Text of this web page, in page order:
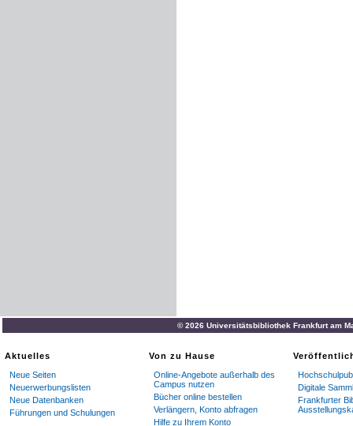
© 2026 Universitätsbibliothek Frankfurt am
Aktuelles
Neue Seiten
Neuerwerbungslisten
Neue Datenbanken
Führungen und Schulungen
Von zu Hause
Online-Angebote außerhalb des
Campus nutzen
Bücher online bestellen
Verlängern, Konto abfragen
Hilfe zu Ihrem Konto
Digitale
Frankfurter